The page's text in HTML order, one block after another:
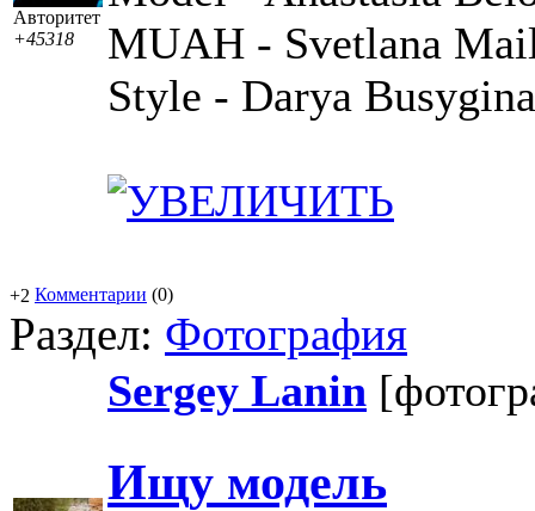
Авторитет
+45318
MUAH - Svetlana
Style - Darya Busygina
+2 Комментарии (0)
Раздел: Фотография
Sergey Lanin
Ищу модель